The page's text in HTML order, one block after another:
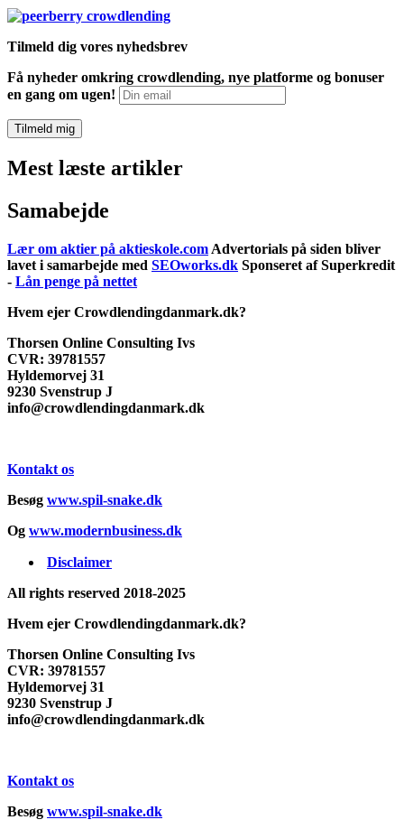
Tilmeld dig vores nyhedsbrev
Få nyheder omkring crowdlending, nye platforme og bonuser
en gang om ugen!
Mest læste artikler
Samabejde
Lær om aktier på aktieskole.com Advertorials på siden bliver
lavet i samarbejde med SEOworks.dk Sponseret af Superkredit
- Lån penge på nettet
Hvem ejer Crowdlendingdanmark.dk?
Thorsen Online Consulting Ivs
CVR: 39781557
Hyldemorvej 31
9230 Svenstrup J
info@crowdlendingdanmark.dk
Kontakt os
Besøg www.spil-snake.dk
Og www.modernbusiness.dk
Disclaimer
All rights reserved 2018-2025
Hvem ejer Crowdlendingdanmark.dk?
Thorsen Online Consulting Ivs
CVR: 39781557
Hyldemorvej 31
9230 Svenstrup J
info@crowdlendingdanmark.dk
Kontakt os
Besøg www.spil-snake.dk